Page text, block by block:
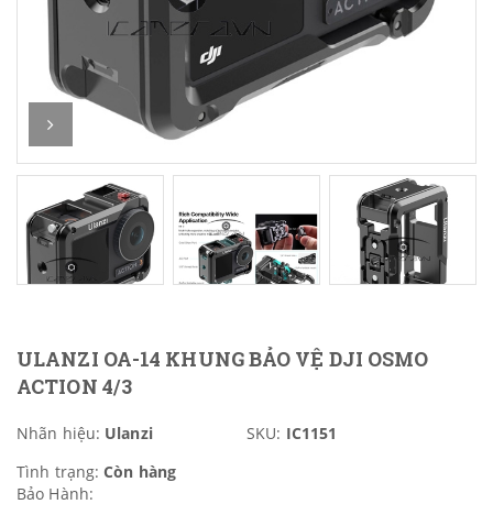
ULANZI OA-14 KHUNG BẢO VỆ DJI OSMO
ACTION 4/3
Nhãn hiệu: Ulanzi SKU: IC1151
Tình trạng: Còn hàng
Bảo Hành: